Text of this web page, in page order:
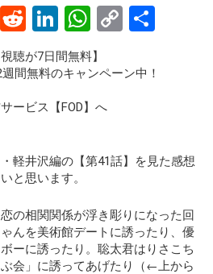
Pi
nt
R
e
d
di
t
Li
n
ke
dI
n
W
h
at
p
C
py
k
聴が7日間無料】
間無料のキャンペーン中！
ービス【FOD】へ
軽井沢編の 【第41話】
を見た感想
と思います。
の相関関係が浮き彫りになった回
んを美術館デートに誘ったり、優
ーに誘ったり。聡太君はりさこち
会」に誘ってあげたり（←上から